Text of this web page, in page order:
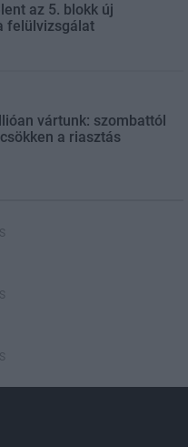
az 5. blokk új
felülvizsgálat
vártunk: szombattól
a riasztás